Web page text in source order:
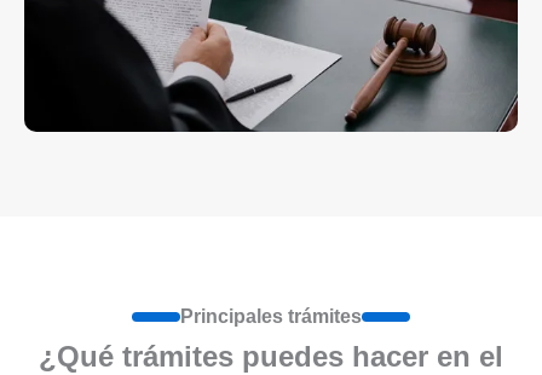
Principales trámites
¿Qué trámites puedes hacer en el